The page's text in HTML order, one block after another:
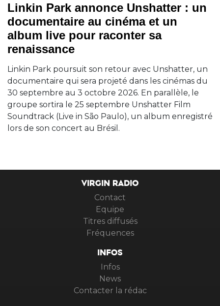
Linkin Park annonce Unshatter : un
documentaire au cinéma et un
album live pour raconter sa
renaissance
Linkin Park poursuit son retour avec Unshatter, un
documentaire qui sera projeté dans les cinémas du
30 septembre au 3 octobre 2026. En parallèle, le
groupe sortira le 25 septembre Unshatter Film
Soundtrack (Live in São Paulo), un album enregistré
lors de son concert au Brésil.
VIRGIN RADIO
Contact
Equipe
Titres diffusés
Fréquences
INFOS
Infos
News
Contacter la rédac